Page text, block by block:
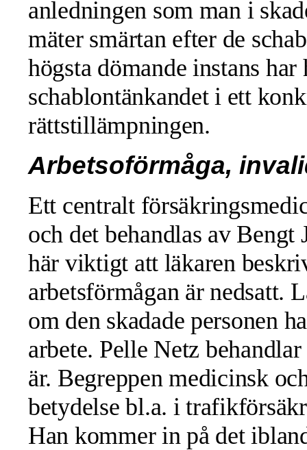
anledningen som man i
mäter smärtan efter de
högsta dömande instans
schablontänkandet i ett
rättstillämpningen.
Arbetsoförmåga,
Ett centralt
och det behandlas av
här viktigt att läkaren
arbetsförmågan är nedsatt.
om den skadade personen
arbete. Pelle Netz
är. Begreppen medicinsk
betydelse bl.a. i
Han kommer in på det